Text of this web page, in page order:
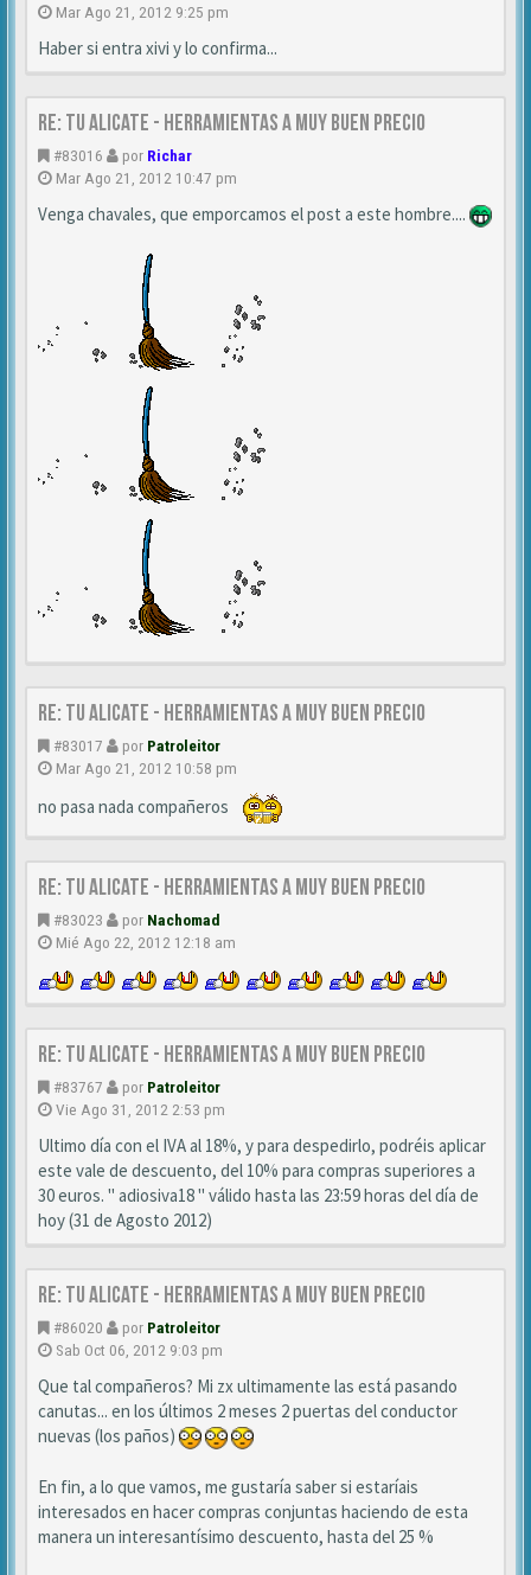
Mar Ago 21, 2012 9:25 pm
Haber si entra xivi y lo confirma...
Re: TU ALICATE - Herramientas a muy buen precio
#83016 por Richar
Mar Ago 21, 2012 10:47 pm
Venga chavales, que emporcamos el post a este hombre....
Re: TU ALICATE - Herramientas a muy buen precio
#83017 por Patroleitor
Mar Ago 21, 2012 10:58 pm
no pasa nada compañeros
Re: TU ALICATE - Herramientas a muy buen precio
#83023 por Nachomad
Mié Ago 22, 2012 12:18 am
Re: TU ALICATE - Herramientas a muy buen precio
#83767 por Patroleitor
Vie Ago 31, 2012 2:53 pm
Ultimo día con el IVA al 18%, y para despedirlo, podréis aplicar
este vale de descuento, del 10% para compras superiores a
30 euros. " adiosiva18 " válido hasta las 23:59 horas del día de
hoy (31 de Agosto 2012)
Re: TU ALICATE - Herramientas a muy buen precio
#86020 por Patroleitor
Sab Oct 06, 2012 9:03 pm
Que tal compañeros? Mi zx ultimamente las está pasando
canutas... en los últimos 2 meses 2 puertas del conductor
nuevas (los paños)
En fin, a lo que vamos, me gustaría saber si estaríais
interesados en hacer compras conjuntas haciendo de esta
manera un interesantísimo descuento, hasta del 25 %